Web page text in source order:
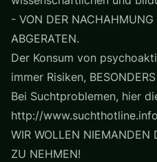
- VON DER NACHAHMUNG
ABGERATEN.
Der Konsum von
immer Risiken,
Bei Suchtproblemen, hier
http://
WIR WOLLEN NIEMANDEN
ZU NEHMEN!